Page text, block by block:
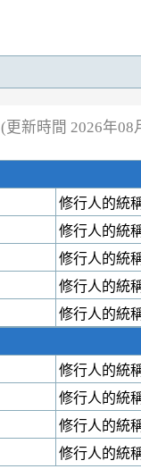
(更新時間 2026年08
修行人的統
修行人的統
修行人的統
修行人的統
修行人的統
修行人的統
修行人的統
修行人的統
修行人的統